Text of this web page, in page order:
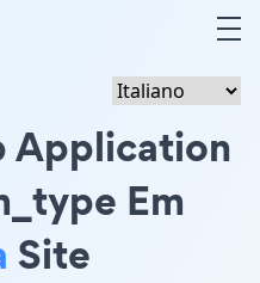
Application
Em
Site